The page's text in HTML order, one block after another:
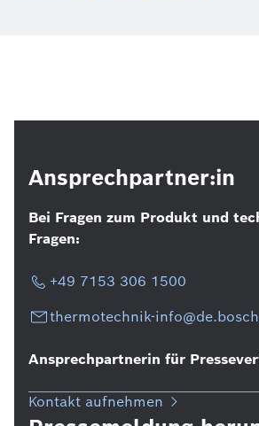
Ansprechpartner:in
Bei Fragen zum Produkt und
Fragen:
+49 7153 306 1500
thermotechnik-
Ansprechpartnerin für
Kontakt aufnehmen